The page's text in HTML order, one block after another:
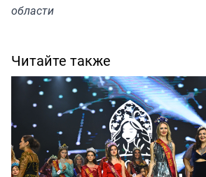
области
Читайте также